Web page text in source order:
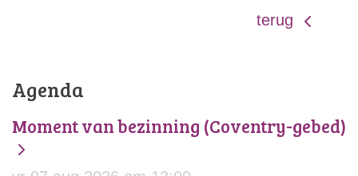
terug
Agenda
Moment van bezinning (Coventry-gebed)